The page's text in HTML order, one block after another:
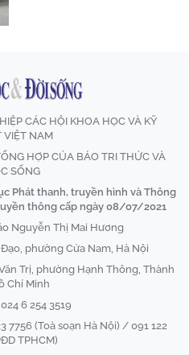
CÁC HỘI KHOA HỌC VÀ KỸ
VIỆT NAM
HỢP CỦA BÁO TRI THỨC VÀ
SỐNG
Phát thanh, truyền hình và Thông
thông cấp ngày 08/07/2021
Nguyễn Thị Mai Hương
phường Cửa Nam, Hà Nội
Trị, phường Hạnh Thông, Thành
Chí Minh
024 6 254 3519
7756 (Toà soạn Hà Nội) / 091 122
TPHCM)